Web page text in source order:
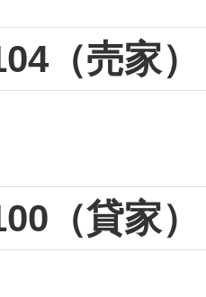
（売家）
（貸家）